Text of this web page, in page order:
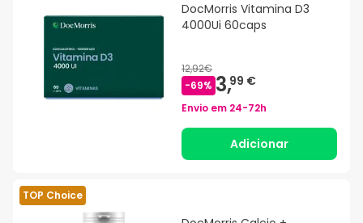
DocMorris Vitamina D3
4000Ui 60caps
12,92€
-69% 3,99 €
Envio em 24-72h
Adicionar
TOP Choice